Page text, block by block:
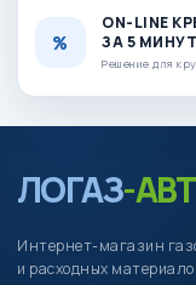
ON-LINE
ЗА 5 МИНУТ
Решение для
ЛОГАЗ-
Интернет-магазин
и расходных